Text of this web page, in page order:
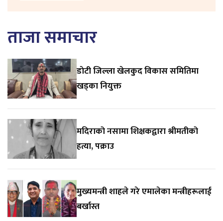
ताजा समाचार
डाेटी जिल्ला खेलकुद विकास समितिमा
खड्का नियुक्त
मदिराको नसामा शिक्षकद्वारा श्रीमतीको
हत्या, पक्राउ
मुख्यमन्त्री शाहले गरे एमालेका मन्त्रीहरूलाई
बर्खास्त